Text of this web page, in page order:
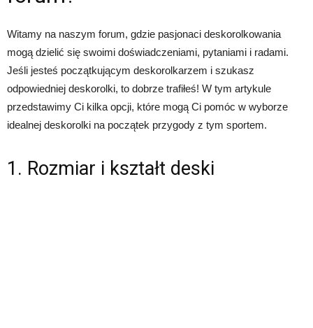
Witamy na naszym forum, gdzie pasjonaci deskorolkowania
mogą dzielić się swoimi doświadczeniami, pytaniami i radami.
Jeśli jesteś początkującym deskorolkarzem i szukasz
odpowiedniej deskorolki, to dobrze trafiłeś! W tym artykule
przedstawimy Ci kilka opcji, które mogą Ci pomóc w wyborze
idealnej deskorolki na początek przygody z tym sportem.
1. Rozmiar i kształt deski